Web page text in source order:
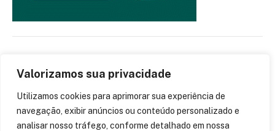
Valorizamos sua privacidade
Utilizamos cookies para aprimorar sua experiência de
navegação, exibir anúncios ou conteúdo personalizado e
analisar nosso tráfego, conforme detalhado em nossa
APOIO INSTITUCIONAL